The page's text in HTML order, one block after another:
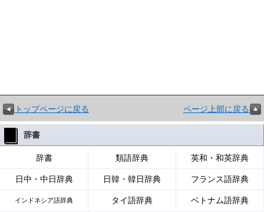
トップページに戻る ページ上部に戻る
辞書
辞書 類語辞典 英和・和英辞典
日中・中日辞典 日韓・韓日辞典 フランス語辞典
インドネシア語辞典 タイ語辞典 ベトナム語辞典